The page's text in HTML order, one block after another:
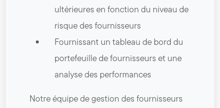
ultérieures en fonction du niveau de
risque des fournisseurs
Fournissant un tableau de bord du
portefeuille de fournisseurs et une
analyse des performances
Notre équipe de gestion des fournisseurs